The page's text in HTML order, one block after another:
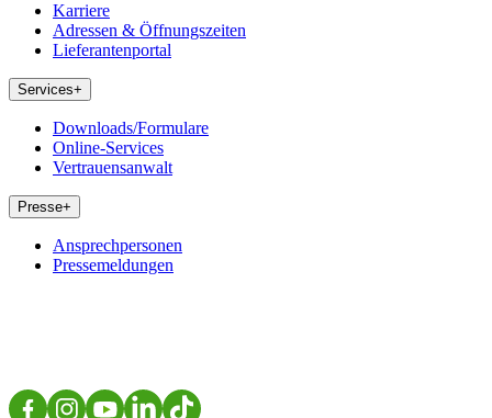
Karriere
Adressen & Öffnungszeiten
Lieferantenportal
Services+
Downloads/Formulare
Online-Services
Vertrauensanwalt
Presse+
Ansprechpersonen
Pressemeldungen